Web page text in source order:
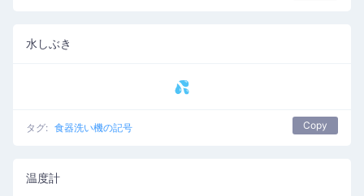
水しぶき
💦
タグ: 食器洗い機の記号 Copy
温度計